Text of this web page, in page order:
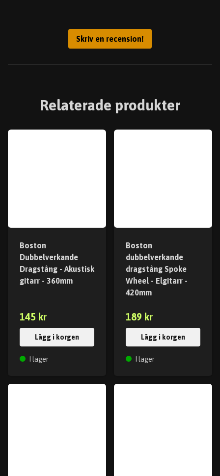
Skriv en recension!
Relaterade produkter
Boston
Dubbelverkande
Dragstång - Akustisk
gitarr - 360mm
145 kr
Lägg i korgen
I lager
Boston
dubbelverkande
dragstång Spoke
Wheel - Elgitarr -
420mm
189 kr
Lägg i korgen
I lager